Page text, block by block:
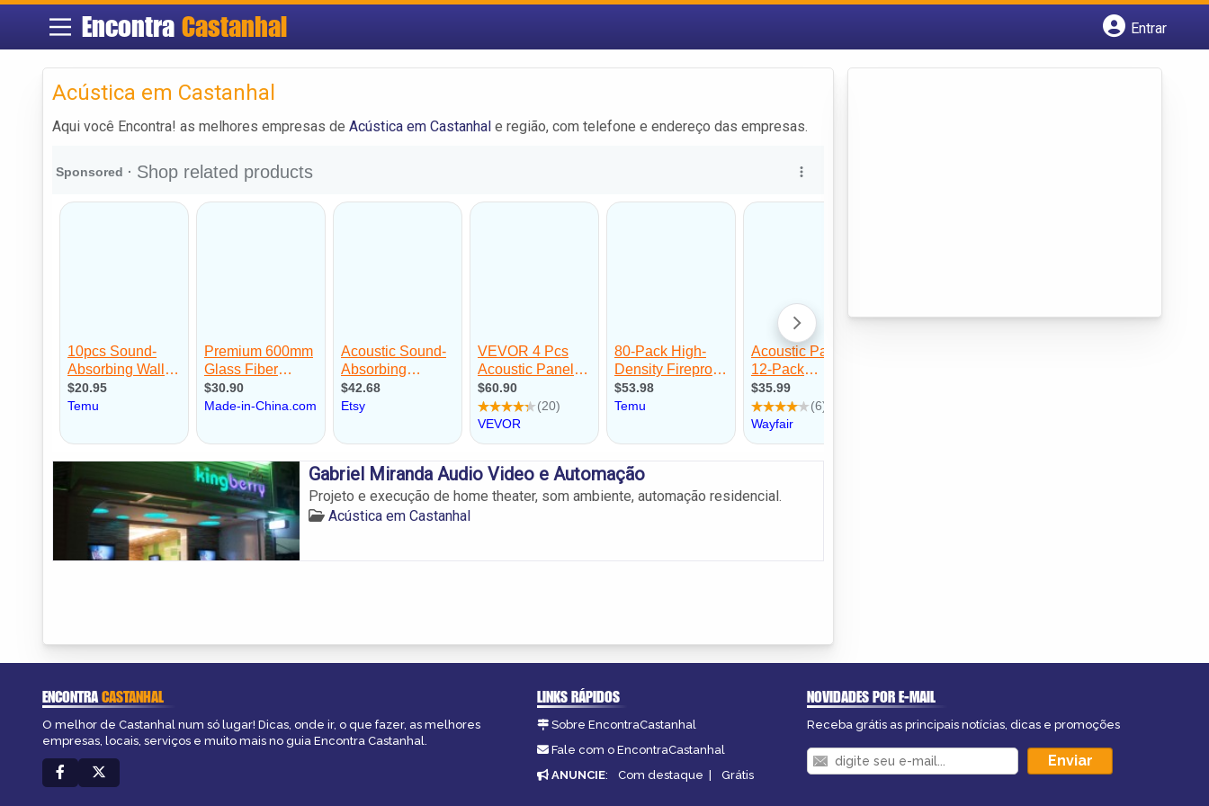
Encontra Castanhal
Entrar
Acústica em Castanhal
Aqui você Encontra! as melhores empresas de Acústica em Castanhal e região, com telefone e endereço das empresas.
Gabriel Miranda Audio Video e Automação
Projeto e execução de home theater, som ambiente, automação residencial.
Acústica em Castanhal
ENCONTRACASTANHAL
O melhor de Castanhal num só lugar! Dicas, onde ir, o que fazer, as melhores
empresas, locais, serviços e muito mais no guia Encontra Castanhal.
LINKS RÁPIDOS
Sobre EncontraCastanhal
Fale com o EncontraCastanhal
ANUNCIE: Com destaque | Grátis
NOVIDADES POR E-MAIL
Receba grátis as principais notícias, dicas e promoções